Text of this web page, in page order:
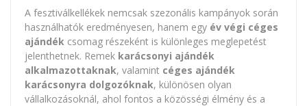
A fesztiválkellékek nemcsak szezonális kampányok során
használhatók eredményesen, hanem egy év végi céges
ajándék csomag részeként is különleges meglepetést
jelenthetnek. Remek karácsonyi ajándék
alkalmazottaknak, valamint céges ajándék
karácsonyra dolgozóknak, különösen olyan
vállalkozásoknál, ahol fontos a közösségi élmény és a